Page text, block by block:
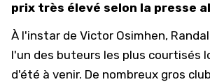
prix très élevé selon la presse
À l'instar de Victor Osimhen,
l'un des buteurs les plus courtisés
d'été à venir. De nombreux gros